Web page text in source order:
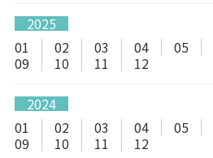
2025
01
02 03 04 05
09
10 11 12
2024
01
02 03 04 05
09
10 11 12